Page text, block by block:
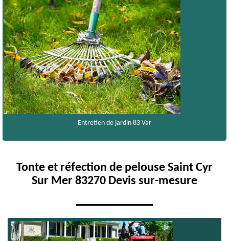
Entretien de jardin 83 Var
Tonte et réfection de pelouse Saint Cyr
Sur Mer 83270 Devis sur-mesure